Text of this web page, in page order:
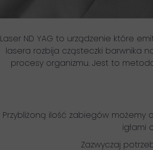
Laser ND YAG to urządzenie które
lasera rozbija cząsteczki barwnika
procesy organizmu. Jest to
Przybliżoną ilość zabiegów możemy
igłami
Zazwyczaj